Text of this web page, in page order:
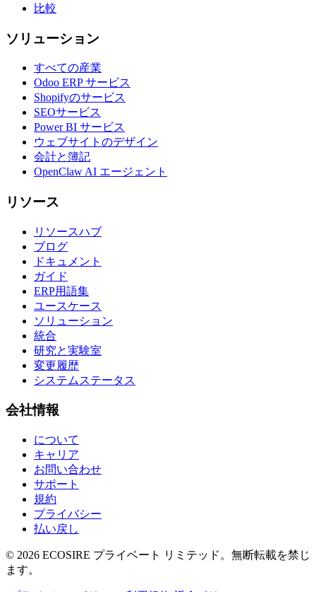
比較
ソリューション
すべての産業
Odoo ERP サービス
Shopifyのサービス
SEOサービス
Power BI サービス
ウェブサイトのデザイン
会計と簿記
OpenClaw AI エージェント
リソース
リソースハブ
ブログ
ドキュメント
ガイド
ERP用語集
ユースケース
ソリューション
統合
研究と実験室
変更履歴
システムステータス
会社情報
について
キャリア
お問い合わせ
サポート
規約
プライバシー
払い戻し
© 2026 ECOSIRE プライベート リミテッド。無断転載を禁じ
ます。